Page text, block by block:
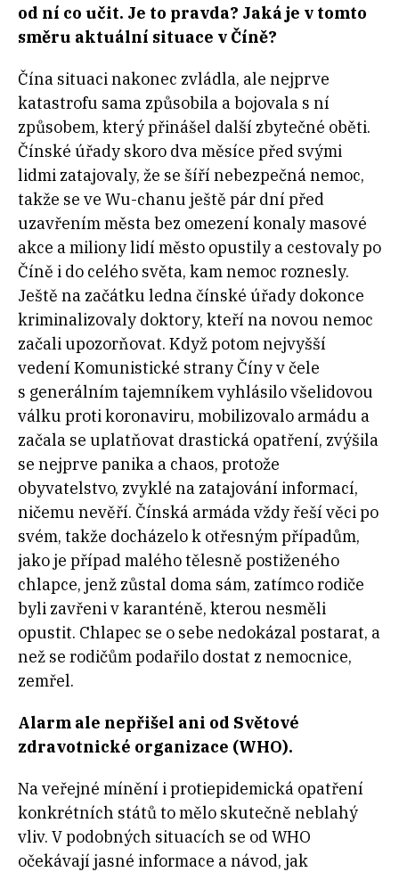
od ní co učit. Je to pravda? Jaká je v tomto
směru aktuální situace v Číně?
Čína situaci nakonec zvládla, ale nejprve
katastrofu sama způsobila a bojovala s ní
způsobem, který přinášel další zbytečné oběti.
Čínské úřady skoro dva měsíce před svými
lidmi zatajovaly, že se šíří nebezpečná nemoc,
takže se ve Wu-chanu ještě pár dní před
uzavřením města bez omezení konaly masové
akce a miliony lidí město opustily a cestovaly po
Číně i do celého světa, kam nemoc roznesly.
Ještě na začátku ledna čínské úřady dokonce
kriminalizovaly doktory, kteří na novou nemoc
začali upozorňovat. Když potom nejvyšší
vedení Komunistické strany Číny v čele
s generálním tajemníkem vyhlásilo všelidovou
válku proti koronaviru, mobilizovalo armádu a
začala se uplatňovat drastická opatření, zvýšila
se nejprve panika a chaos, protože
obyvatelstvo, zvyklé na zatajování informací,
ničemu nevěří. Čínská armáda vždy řeší věci po
svém, takže docházelo k otřesným případům,
jako je případ malého tělesně postiženého
chlapce, jenž zůstal doma sám, zatímco rodiče
byli zavřeni v karanténě, kterou nesměli
opustit. Chlapec se o sebe nedokázal postarat, a
než se rodičům podařilo dostat z nemocnice,
zemřel.
Alarm ale nepřišel ani od Světové
zdravotnické organizace (WHO).
Na veřejné mínění i protiepidemická opatření
konkrétních států to mělo skutečně neblahý
vliv. V podobných situacích se od WHO
očekávají jasné informace a návod, jak